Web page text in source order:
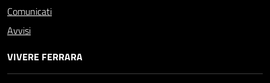
Comunicati
Avvisi
VIVERE FERRARA